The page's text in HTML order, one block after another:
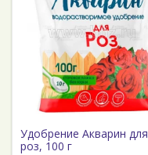
Удобрение Акварин для
роз, 100 г